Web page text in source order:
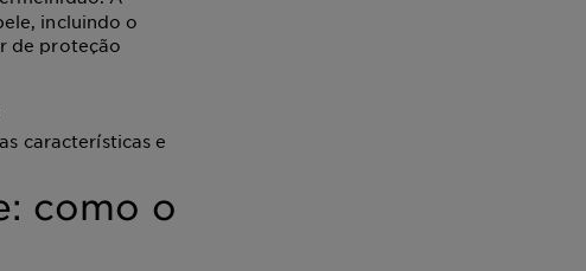
incluindo o
de proteção
características e
como o